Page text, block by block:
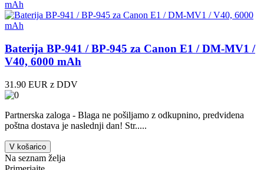
Baterija BP-941 / BP-945 za Canon E1 / DM-MV1 /
V40, 6000 mAh
31.90 EUR z DDV
Partnerska zaloga - Blaga ne pošiljamo z odkupnino, predvidena
poštna dostava je naslednji dan! Str.....
V košarico
Na seznam želja